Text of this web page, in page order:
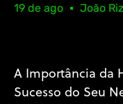
19 de ago João
A Importância da
Sucesso do Seu